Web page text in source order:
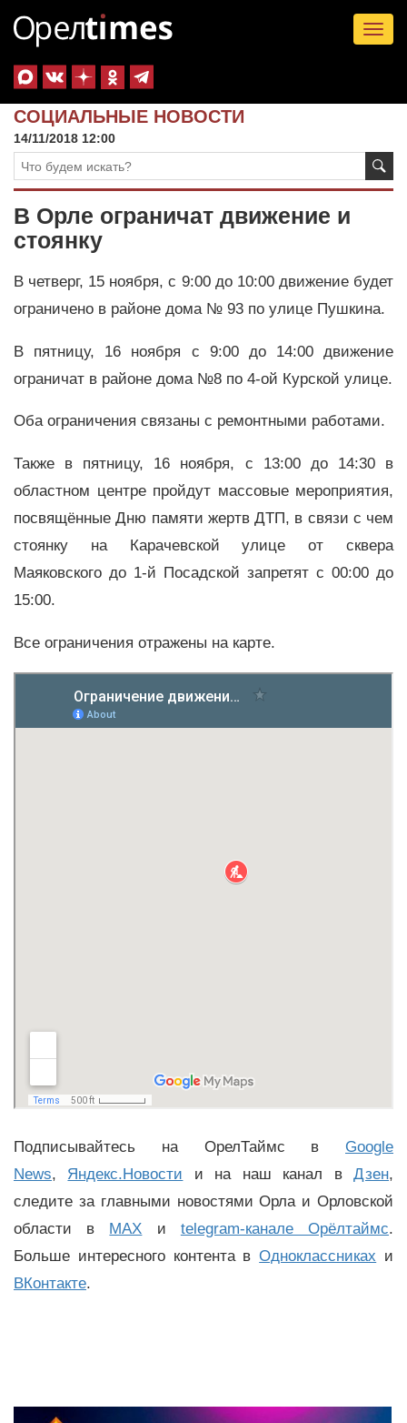
СОЦИАЛЬНЫЕ НОВОСТИ
14/11/2018 12:00
В Орле ограничат движение и
стоянку
В четверг, 15 ноября, с 9:00 до 10:00 движение будет
ограничено в районе дома № 93 по улице Пушкина.
В пятницу, 16 ноября с 9:00 до 14:00 движение
ограничат в районе дома №8 по 4-ой Курской улице.
Оба ограничения связаны с ремонтными работами.
Также в пятницу, 16 ноября, с 13:00 до 14:30 в
областном центре пройдут массовые мероприятия,
посвящённые Дню памяти жертв ДТП, в связи с чем
стоянку на Карачевской улице от сквера
Маяковского до 1-й Посадской запретят с 00:00 до
15:00.
Все ограничения отражены на карте.
Подписывайтесь на ОрелТаймс в Google
News, Яндекс.Новости и на наш канал вДзен,
следите за главными новостями Орла и Орловской
области в MAX и telegram-канале Орёлтаймс.
Больше интересного контента вОдноклассниках и
ВКонтакте.